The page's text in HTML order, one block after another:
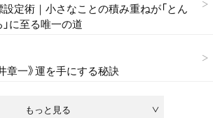
もっと見る
定術｜小さなことの積み重ねが「とん
に至る唯一の道
章一》運を手にする秘訣